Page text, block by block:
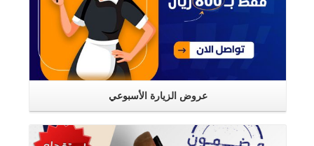
عروض الزيارة الأسبوعي